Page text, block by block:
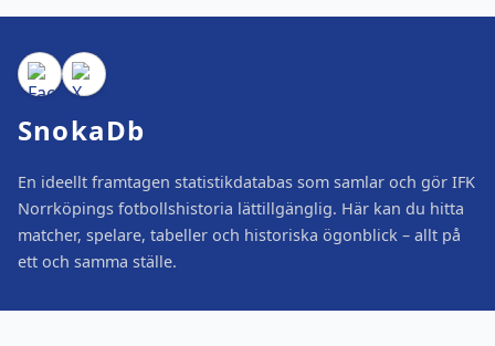
SnokaDb
En ideellt framtagen statistikdatabas som samlar och gör IFK
Norrköpings fotbollshistoria lättillgänglig. Här kan du hitta
matcher, spelare, tabeller och historiska ögonblick – allt på
ett och samma ställe.